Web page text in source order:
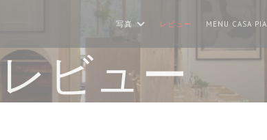
写真 レビュー MENU CASA PIA
レビュー